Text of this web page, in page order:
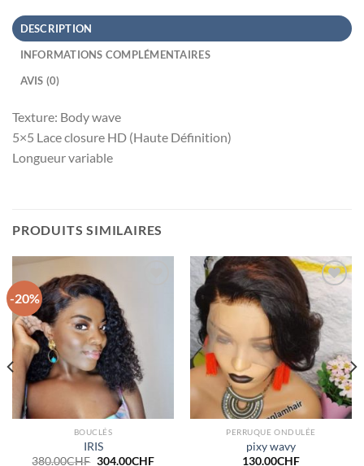
DESCRIPTION
INFORMATIONS COMPLÉMENTAIRES
AVIS (0)
Texture: Body wave
5×5 Lace closure HD (Haute Définition)
Longueur variable
PRODUITS SIMILAIRES
-20%
wishlist
BOUCLÉS
IRIS
380.00CHF Le
304.00CHFLe
Ajouter
à la
wishlist
PERRUQUE ONDULÉE
pixy wavy
130.00CHF